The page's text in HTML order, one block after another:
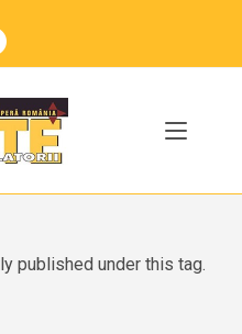
published under this tag.